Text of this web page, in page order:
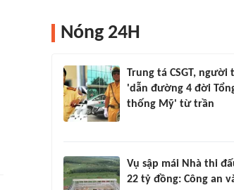
Nóng 24H
Trung tá CSGT, người
'dẫn đường 4 đời
thống Mỹ' từ trần
Vụ sập mái Nhà thi
22 tỷ đồng: Công an